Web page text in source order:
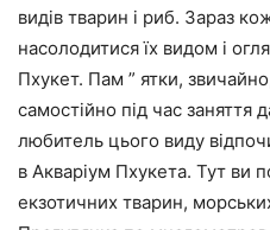
видів тварин і риб. Зараз
насолодитися їх видом і
Пхукет. Пам ” ятки,
самостійно під час заняття
любитель цього виду
в Акваріум Пхукета. Тут ви
екзотичних тварин,